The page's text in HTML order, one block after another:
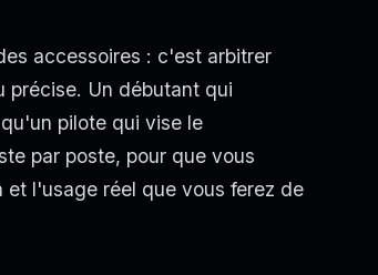
accessoires : c'est arbitrer
précise. Un débutant qui
pilote qui vise le
par poste, pour que vous
l'usage réel que vous ferez de